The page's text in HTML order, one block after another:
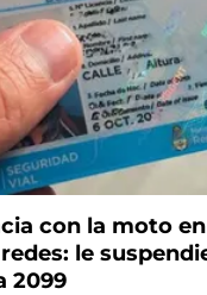
con la moto
le
2099